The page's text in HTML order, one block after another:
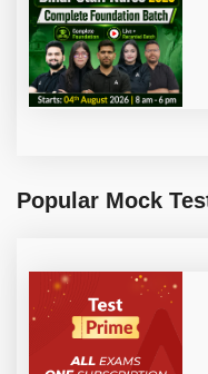
Popular Mock